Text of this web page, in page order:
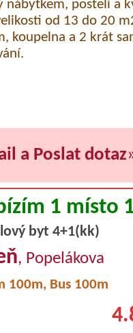
nábytkem, postelí a
od 13 do 20
koupelna a 2 krát
a Poslat dotaz
1 místo
byt 4+1(kk)
, Popelákova
100m, Bus 100m